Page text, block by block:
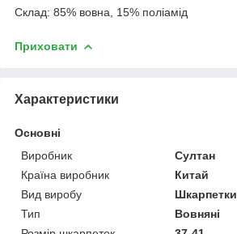
Склад: 85% вовна, 15% поліамід
Приховати
Характеристики
Основні
Виробник
Султан
Країна виробник
Китай
Вид виробу
Шкарпетки
Тип
Вовняні